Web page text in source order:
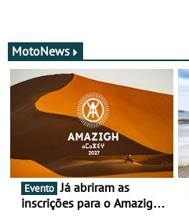
MotoNews
Evento Já abriram as
inscrições para o Amazigh